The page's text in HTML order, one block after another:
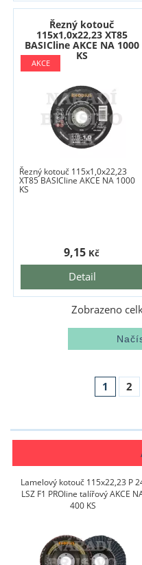
Řezný kotouč
115x1,0x22,23 XT85
BASICline AKCE NA 1000
KS
Řezný kotouč 115x1,0x22,23
XT85 BASICline AKCE NA 1000
KS
Detail
9,15 Kč
Zobrazeno
1 2
Lamelový kotouč 115x22,23 P
LSZ F1 PROline talířový AKCE
400 KS